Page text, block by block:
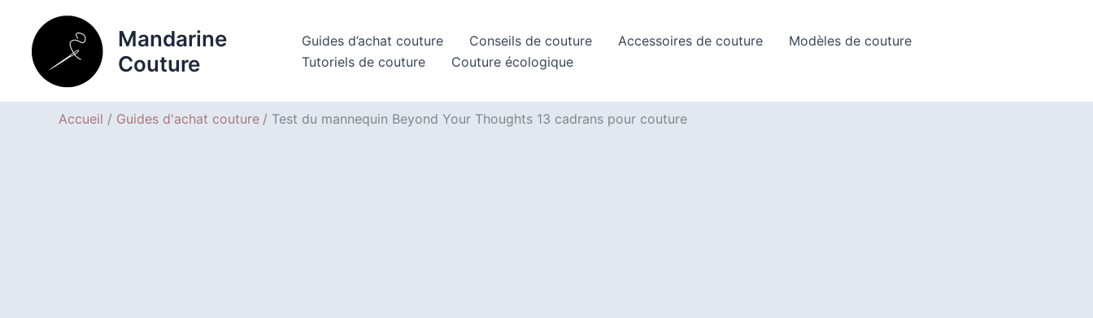
contenu
Mandarine
Couture
Guides d’achat couture Conseils de couture Accessoires de couture
Modèles de couture
Tutoriels de couture
Couture écologique
Accueil Guides d'achat couture Test du mannequin Beyond Your Thoughts 13 cadrans pour couture